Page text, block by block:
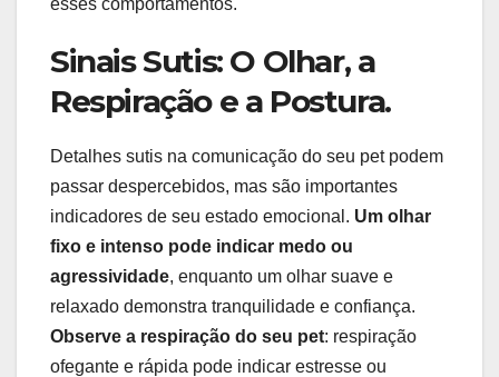
esses comportamentos.
Sinais Sutis: O Olhar, a
Respiração e a Postura.
Detalhes sutis na comunicação do seu pet podem
passar despercebidos, mas são importantes
indicadores de seu estado emocional. Um olhar
fixo e intenso pode indicar medo ou
agressividade, enquanto um olhar suave e
relaxado demonstra tranquilidade e confiança.
Observe a respiração do seu pet: respiração
ofegante e rápida pode indicar estresse ou